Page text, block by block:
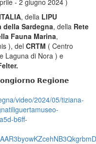
, della LIPU
della Sardegna, della Rete
Fauna Marina,
), del CRTM ( Centro
Laguna di Nora ) e
𝗥𝗲𝗴𝗶𝗼𝗻𝗲
video/2024/05/tiziana-
b6ff-